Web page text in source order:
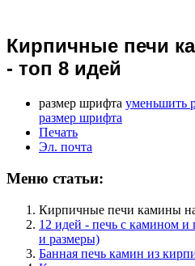
Кирпичные печи
- топ 8 идей
размер шрифта уменьшить
размер шрифта
Печать
Эл. почта
Меню статьи:
Кирпичные печи камины
12 идей - печь с камином и
и размеры)
Банная печь камин из